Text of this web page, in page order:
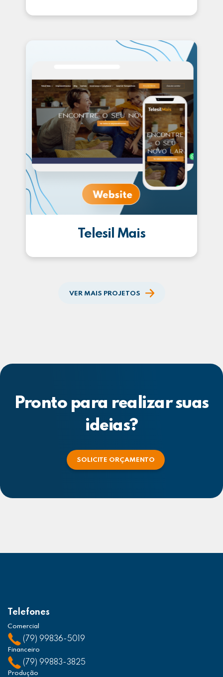
Telesil Mais
VER MAIS PROJETOS
Pronto para realizar suas
ideias?
SOLICITE ORÇAMENTO
Telefones
Comercial
(79) 99836-5019
Financeiro
(79) 99883-3825
Produção